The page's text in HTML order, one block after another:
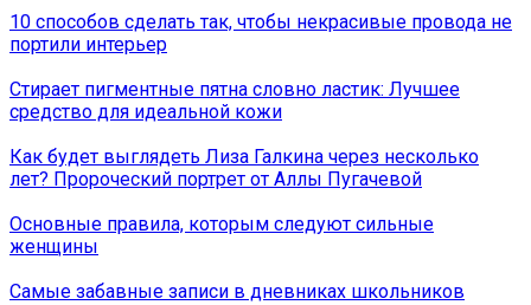
10 способов сделать так, чтобы некрасивые провода не
портили интерьер
Стирает пигментные пятна словно ластик: Лучшее
средство для идеальной кожи
Как будет выглядеть Лиза Галкина через несколько
лет? Пророческий портрет от Аллы Пугачевой
Основные правила, которым следуют сильные
женщины
Самые забавные записи в дневниках школьников